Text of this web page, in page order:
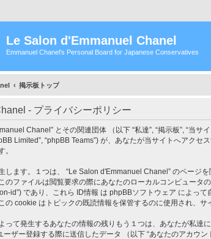
Le Salon d'Emmanuel Chanel
Emmanuel Chanel's Personal Board for Japanese Conservatives
掲示板トップ
- プライバシーポリシー
Chanel” とその関連団体 （以下 “私達”, “掲示板”, “当
Limited”, “phpBB Teams”) が、あなたが当サイトへアク
。
します。１つは、 “Le Salon d'Emmanuel Chanel” のペー
のファイルは閲覧要求の際にあなたのローカルコンピュータ
id”) であり、これら ID情報 は phpBBソフトウェア によっ
の cookie はトピックの既読情報を保管するのに使用され、サ
って発生するあなたの情報の残りもう１つは、あなたが私達
ザー登録する際に送信したデータ （以下 “あなたのアカウ